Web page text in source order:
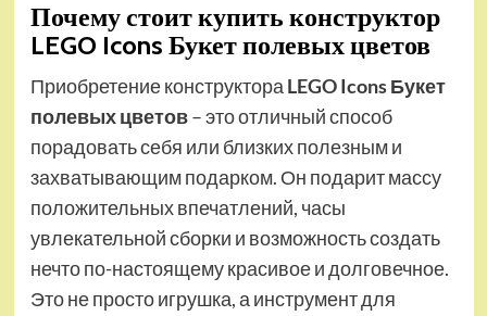
Почему стоит купить конструктор
LEGO Icons Букет полевых цветов
Приобретение конструктора LEGO Icons Букет
полевых цветов– это отличный способ
порадовать себя или близких полезным и
захватывающим подарком. Он подарит массу
положительных впечатлений, часы
увлекательной сборки и возможность создать
нечто по-настоящему красивое и долговечное.
Это не просто игрушка, а инструмент для